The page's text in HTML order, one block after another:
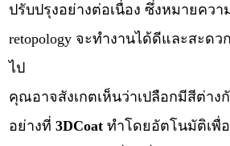
ปรับปรุงอย่างต่อเนื่อง ซึ่งหมายควา
retopology จะทำงานได้ดีและสะดว
ไป
คุณอาจสังเกตเห็นว่าเปลือกมีสีต่าง
อย่างที่3DCoat ทำโดยอัตโนมัติเพื่